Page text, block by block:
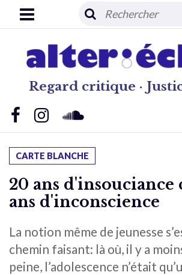
Regard critique ·
CARTE BLANCHE
20 ans d'insouciance
ans d'inconscience
La notion même de jeunesse
chemin faisant: là où, il y a
peine, l’adolescence n’était